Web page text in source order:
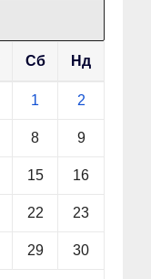
Сб Нд
1 2
8 9
15 16
22 23
29 30